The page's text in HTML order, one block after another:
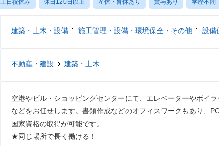
建築・土木・設備 施工管理・設備・環境保全・その他 設備
不動産・建設 建築・土木
空港やビル・ショッピングセンターにて、エレベーターやボイ
などをお任せします。書類作成などのオフィスワークもあり、
国家資格の取得が可能です。
★同じ場所で長く働ける！